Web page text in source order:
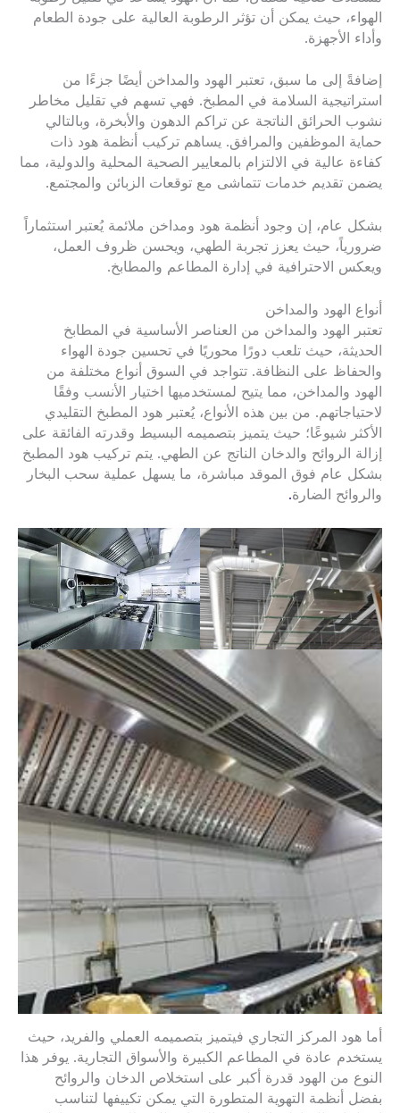
الهواء، حيث يمكن أن تؤثر الرطوبة العالية على جودة الطعام
وأداء الأجهزة.
إضافةً إلى ما سبق، تعتبر الهود والمداخن أيضًا جزءًا من
استراتيجية السلامة في المطبخ. فهي تسهم في تقليل مخاطر
نشوب الحرائق الناتجة عن تراكم الدهون والأبخرة، وبالتالي
حماية الموظفين والمرافق. يساهم تركيب أنظمة هود ذات
كفاءة عالية في الالتزام بالمعايير الصحية المحلية والدولية، مما
يضمن تقديم خدمات تتماشى مع توقعات الزبائن والمجتمع.
بشكل عام، إن وجود أنظمة هود ومداخن ملائمة يُعتبر استثماراً
ضرورياً، حيث يعزز تجربة الطهي، ويحسن ظروف العمل،
ويعكس الاحترافية في إدارة المطاعم والمطابخ.
أنواع الهود والمداخن
تعتبر الهود والمداخن من العناصر الأساسية في المطابخ
الحديثة، حيث تلعب دورًا محوريًا في تحسين جودة الهواء
والحفاظ على النظافة. تتواجد في السوق أنواع مختلفة من
الهود والمداخن، مما يتيح لمستخدميها اختيار الأنسب وفقًا
لاحتياجاتهم. من بين هذه الأنواع، يُعتبر هود المطبخ التقليدي
الأكثر شيوعًا؛ حيث يتميز بتصميمه البسيط وقدرته الفائقة على
إزالة الروائح والدخان الناتج عن الطهي. يتم تركيب هود المطبخ
بشكل عام فوق الموقد مباشرة، ما يسهل عملية سحب البخار
والروائح الضارة.
أما هود المركز التجاري فيتميز بتصميمه العملي والفريد، حيث
يستخدم عادة في المطاعم الكبيرة والأسواق التجارية. يوفر هذا
النوع من الهود قدرة أكبر على استخلاص الدخان والروائح
بفضل أنظمة التهوية المتطورة التي يمكن تكييفها لتناسب